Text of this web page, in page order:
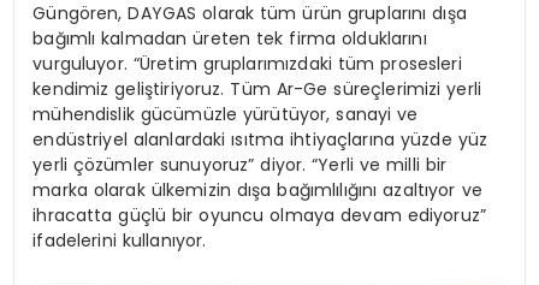
Güngören, DAYGAS olarak tüm ürün gruplarını dışa
bağımlı kalmadan üreten tek firma olduklarını
vurguluyor. “Üretim gruplarımızdaki tüm prosesleri
kendimiz geliştiriyoruz. Tüm Ar-Ge süreçlerimizi yerli
mühendislik gücümüzle yürütüyor, sanayi ve
endüstriyel alanlardaki ısıtma ihtiyaçlarına yüzde yüz
yerli çözümler sunuyoruz” diyor. “Yerli ve milli bir
marka olarak ülkemizin dışa bağımlılığını azaltıyor ve
ihracatta güçlü bir oyuncu olmaya devam ediyoruz”
ifadelerini kullanıyor.